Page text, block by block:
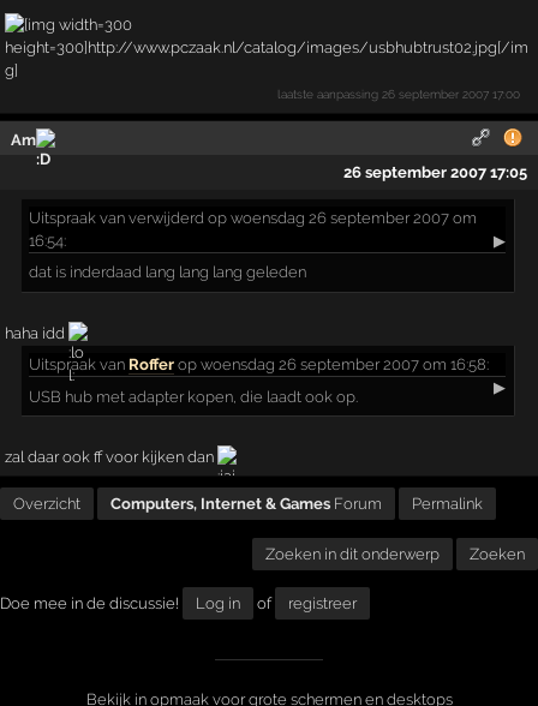
laatste aanpassing 26 september 2007 17:00
Am
26 september 2007 17:05
Uitspraak van verwijderd op woensdag 26 september 2007 om
16:54:
▶
dat is inderdaad lang lang lang geleden
haha idd
Uitspraak van Roffer op woensdag 26 september 2007 om 16:58:
▶
USB hub met adapter kopen, die laadt ook op.
zal daar ook ff voor kijken dan
Overzicht Computers, Internet & Games Forum Permalink
Zoeken in dit onderwerp Zoeken
Doe mee in de discussie! Log in of registreer
Bekijk in opmaak voor grote schermen en desktops